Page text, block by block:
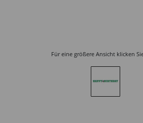
Für eine größere Ansicht klicken